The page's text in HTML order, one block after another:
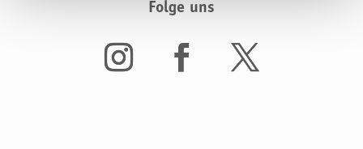
Folge uns